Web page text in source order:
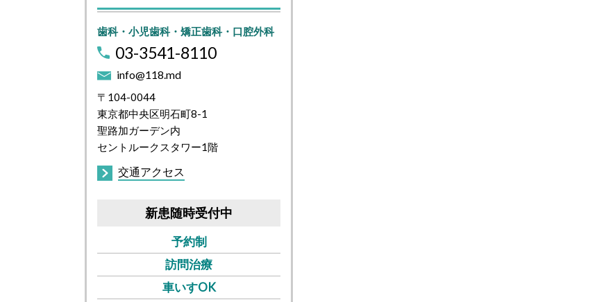
歯科・小児歯科・矯正歯科・口腔外科
03-3541-8110
info@118.md
〒104-0044
東京都中央区明石町8-1
聖路加ガーデン内
セントルークスタワー1階
交通アクセス
新患随時受付中
予約制
訪問治療
車いすOK